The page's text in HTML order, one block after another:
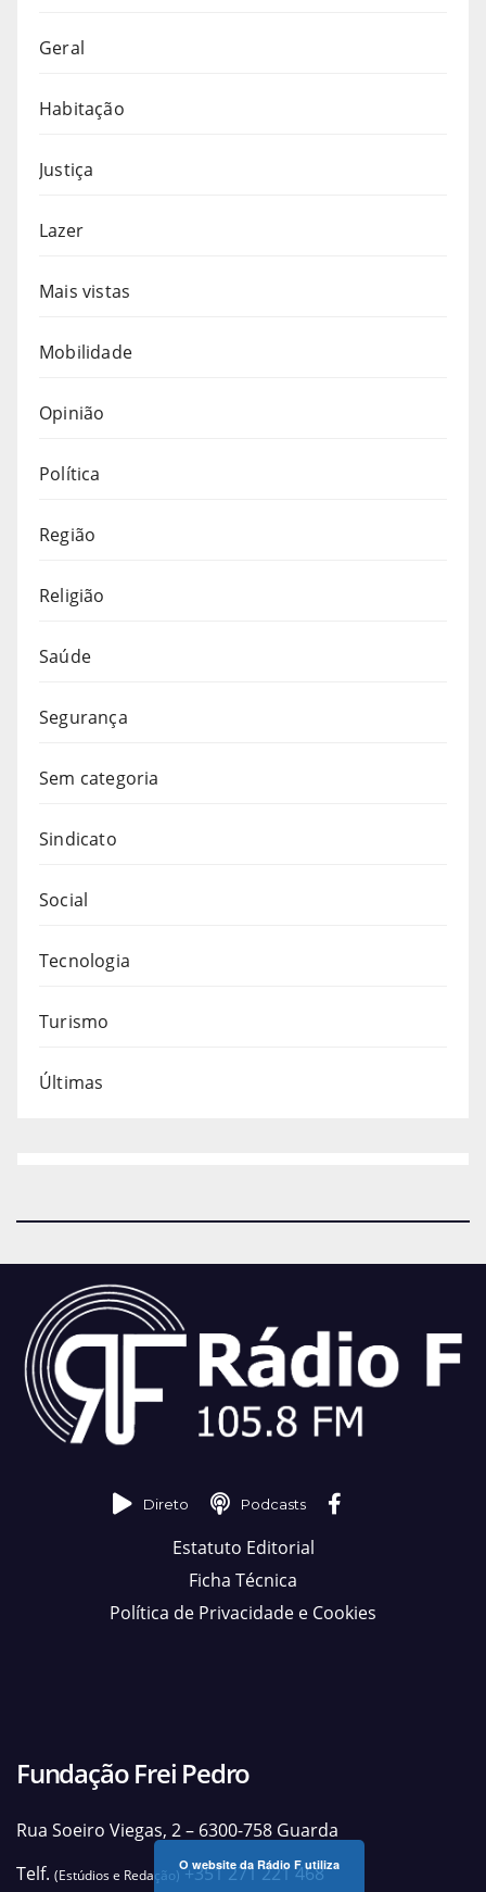
Geral
Habitação
Justiça
Lazer
Mais vistas
Mobilidade
Opinião
Política
Região
Religião
Saúde
Segurança
Sem categoria
Sindicato
Social
Tecnologia
Turismo
Últimas
Direto Podcasts
Estatuto Editorial
Ficha Técnica
Política de Privacidade e Cookies
Fundação Frei Pedro
Rua Soeiro Viegas, 2 – 6300-758 Guarda
Telf. (Estúdios e Redação)+351 271 221 468
O website da Rádio F utiliza